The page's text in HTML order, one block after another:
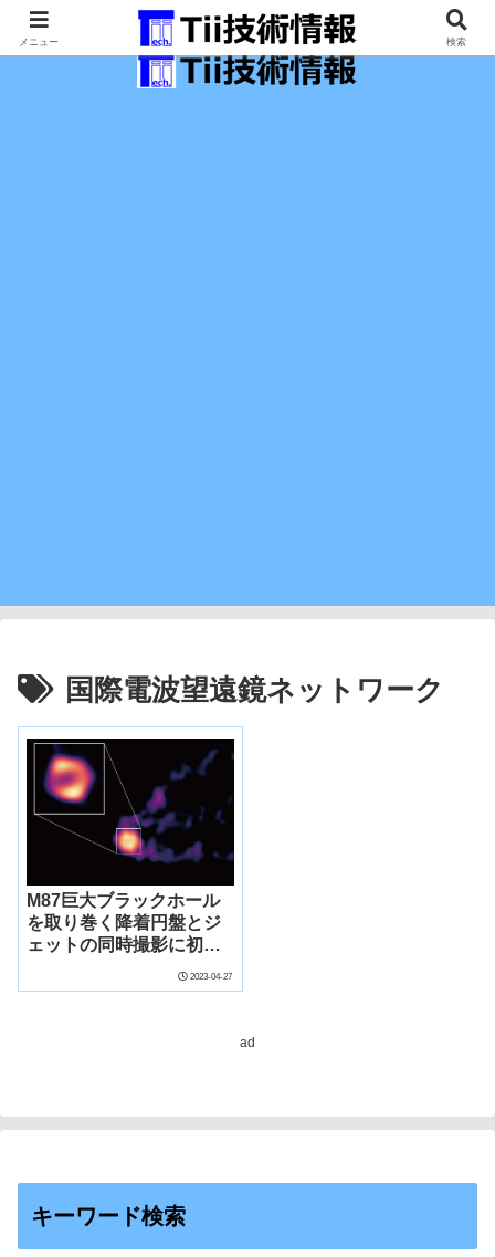
最新の科学技術の情報インフラ。
国際電波望遠鏡ネットワーク
M87巨大ブラックホール
を取り巻く降着円盤とジ
ェットの同時撮影に初め
2023-04-27
ad
キーワード検索
メニュー 検索